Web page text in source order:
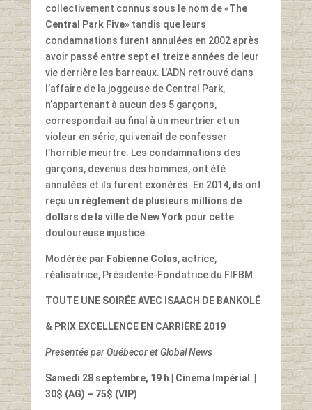
collectivement connus sous le nom de «The
Central Park Five» tandis que leurs
condamnations furent annulées en 2002 après
avoir passé entre sept et treize années de leur
vie derrière les barreaux. L’ADN retrouvé dans
l’affaire de la joggeuse de Central Park,
n’appartenant à aucun des 5 garçons,
correspondait au final à un meurtrier et un
violeur en série, qui venait de confesser
l’horrible meurtre. Les condamnations des
garçons, devenus des hommes, ont été
annulées et ils furent exonérés. En 2014, ils ont
reçu un règlement de plusieurs millions de
dollars de la ville de New Yorkpour cette
douloureuse injustice.
Modérée par Fabienne Colas, actrice,
réalisatrice, Présidente-Fondatrice du FIFBM
TOUTE UNE SOIRÉE AVEC ISAACH DE BANKOLÉ
& PRIX EXCELLENCE EN CARRIÈRE 2019
Presentée par Québecor et Global News
Samedi 28 septembre, 19 h | Cinéma Impérial
30$ (AG) – 75$ (VIP)